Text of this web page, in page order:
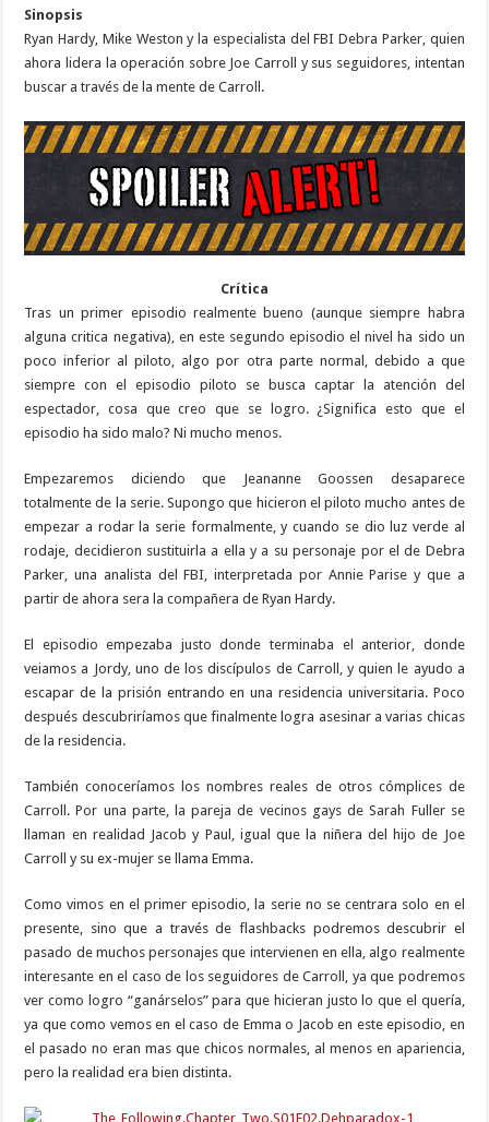
Sinopsis
Ryan Hardy, Mike Weston y la especialista del FBI Debra Parker, quien
ahora lidera la operación sobre Joe Carroll y sus seguidores, intentan
buscar a través de la mente de Carroll.
Crítica
Tras un primer episodio realmente bueno (aunque siempre habra
alguna critica negativa), en este segundo episodio el nivel ha sido un
poco inferior al piloto, algo por otra parte normal, debido a que
siempre con el episodio piloto se busca captar la atención del
espectador, cosa que creo que se logro. ¿Significa esto que el
episodio ha sido malo? Ni mucho menos.
Empezaremos diciendo que Jeananne Goossen desaparece
totalmente de la serie. Supongo que hicieron el piloto mucho antes de
empezar a rodar la serie formalmente, y cuando se dio luz verde al
rodaje, decidieron sustituirla a ella y a su personaje por el de Debra
Parker, una analista del FBI, interpretada por Annie Parise y que a
partir de ahora sera la compañera de Ryan Hardy.
El episodio empezaba justo donde terminaba el anterior, donde
veiamos a Jordy, uno de los discípulos de Carroll, y quien le ayudo a
escapar de la prisión entrando en una residencia universitaria. Poco
después descubriríamos que finalmente logra asesinar a varias chicas
de la residencia.
También conoceríamos los nombres reales de otros cómplices de
Carroll. Por una parte, la pareja de vecinos gays de Sarah Fuller se
llaman en realidad Jacob y Paul, igual que la niñera del hijo de Joe
Carroll y su ex-mujer se llama Emma.
Como vimos en el primer episodio, la serie no se centrara solo en el
presente, sino que a través de flashbacks podremos descubrir el
pasado de muchos personajes que intervienen en ella, algo realmente
interesante en el caso de los seguidores de Carroll, ya que podremos
ver como logro “ganárselos” para que hicieran justo lo que el quería,
ya que como vemos en el caso de Emma o Jacob en este episodio, en
el pasado no eran mas que chicos normales, al menos en apariencia,
pero la realidad era bien distinta.